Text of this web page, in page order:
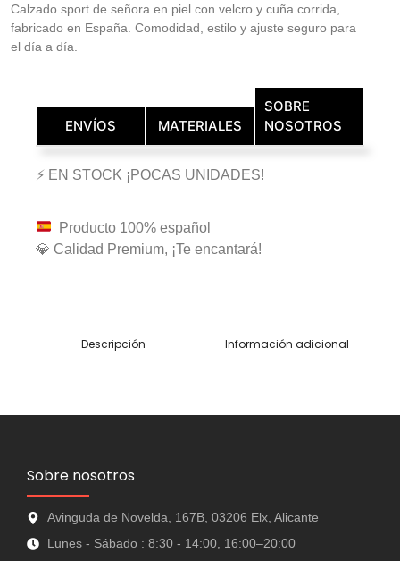
Calzado sport de señora en piel con velcro y cuña corrida,
fabricado en España. Comodidad, estilo y ajuste seguro para
el día a día.
ENVÍOS MATERIALES
SOBRE
NOSOTROS
⚡ EN STOCK ¡POCAS UNIDADES!
Producto 100% español
💎 Calidad Premium, ¡Te encantará!
Descripción Información adicional
Sobre nosotros
Avinguda de Novelda, 167B, 03206 Elx, Alicante
Lunes - Sábado : 8:30 - 14:00, 16:00–20:00